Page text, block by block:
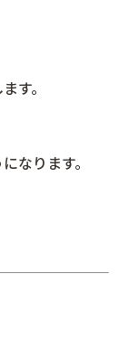
す。
なります。